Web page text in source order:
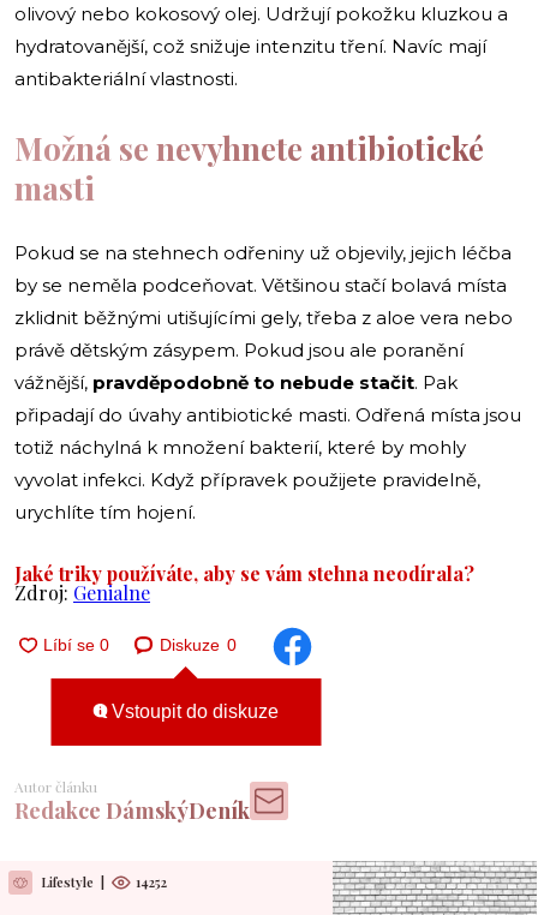
olivový nebo kokosový olej. Udržují pokožku kluzkou a
hydratovanější, což snižuje intenzitu tření. Navíc mají
antibakteriální vlastnosti.
Možná se nevyhnete antibiotické
masti
Pokud se na stehnech odřeniny už objevily, jejich léčba
by se neměla podceňovat. Většinou stačí bolavá místa
zklidnit běžnými utišujícími gely, třeba z aloe vera nebo
právě dětským zásypem. Pokud jsou ale poranění
vážnější, pravděpodobně to nebude stačit. Pak
připadají do úvahy antibiotické masti. Odřená místa jsou
totiž náchylná k množení bakterií, které by mohly
vyvolat infekci. Když přípravek použijete pravidelně,
urychlíte tím hojení.
Jaké triky používáte, aby se vám stehna neodírala?
Zdroj: Genialne
Diskuze 0
Vstoupit do diskuze
Autor článku
Redakce DámskýDeník
Lifestyle 14252